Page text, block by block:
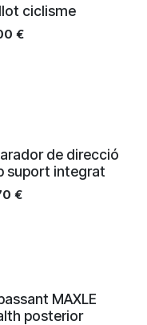
ciclisme
€
de direcció
suport integrat
€
MAXLE
posterior